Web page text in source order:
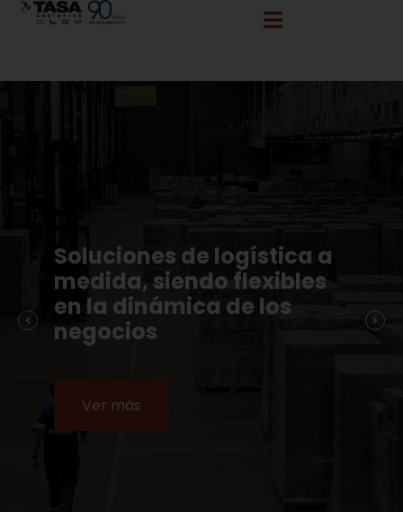
info@tasalogistica.com comercial@tasalogistica.com
Soluciones de logística a
medida, siendo flexibles
en la dinámica de los
negocios
Ver más